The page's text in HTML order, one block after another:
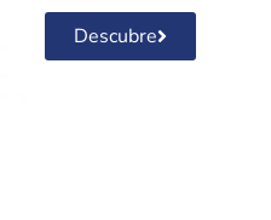
Descubre